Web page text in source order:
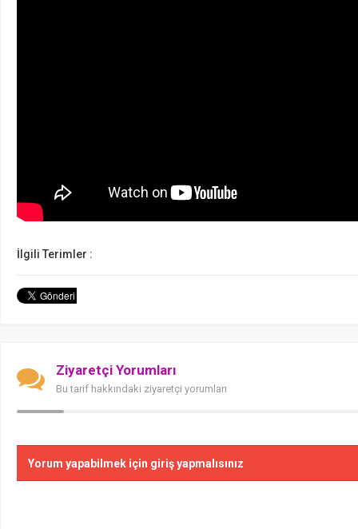
İlgili Terimler :
Ziyaretçi Yorumları
Bu tarif hakkındaki ziyaretçi yorumları
Yorum yapabilmek için giriş yapmalısınız